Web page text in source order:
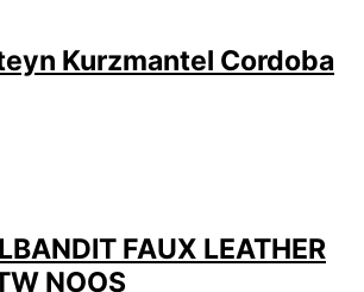
Kurzmantel Cordoba
FAUX LEATHER
NOOS